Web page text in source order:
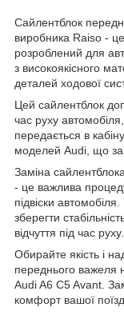
Сайлентблок
виробника Raiso - це
розроблений для
з високоякісного
деталей ходової
Цей сайлентблок
час руху
передається в
моделей Audi, що
Заміна
- це важлива
підвіски
зберегти
відчуття під час руху.
Обирайте якість і
переднього важеля
Audi A6 C5 Avant.
комфорт вашої